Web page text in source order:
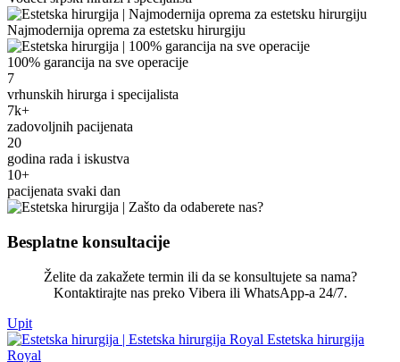
Najmodernija oprema za estetsku hirurgiju
100% garancija na sve operacije
7
vrhunskih hirurga i specijalista
7k+
zadovoljnih pacijenata
20
godina rada i iskustva
10+
pacijenata svaki dan
Besplatne konsultacije
Želite da zakažete termin ili da se konsultujete sa nama?
Kontaktirajte nas preko Vibera ili WhatsApp-a 24/7.
Upit